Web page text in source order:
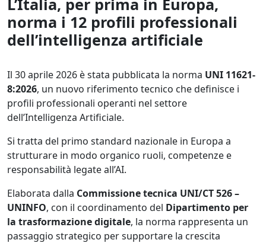
L’Italia, per prima in Europa,
norma i 12 profili professionali
dell’intelligenza artificiale
Il 30 aprile 2026 è stata pubblicata la norma UNI 11621-
8:2026, un nuovo riferimento tecnico che definisce i
profili professionali operanti nel settore
dell’Intelligenza Artificiale.
Si tratta del primo standard nazionale in Europa a
strutturare in modo organico ruoli, competenze e
responsabilità legate all’AI.
Elaborata dalla Commissione tecnica UNI/CT 526 –
UNINFO, con il coordinamento del Dipartimento per
la trasformazione digitale, la norma rappresenta un
passaggio strategico per supportare la crescita